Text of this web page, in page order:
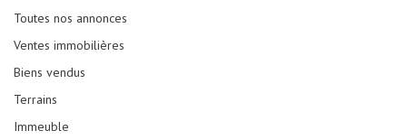
Toutes nos annonces
Ventes immobilières
Biens vendus
Terrains
Immeuble